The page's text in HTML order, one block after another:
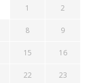
1 2
8 9
15 16
22 23